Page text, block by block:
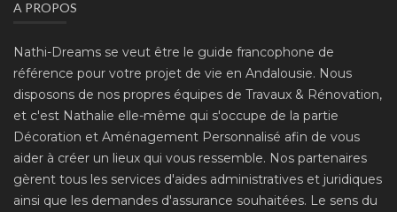
A PROPOS
Nathi-Dreams se veut être le guide francophone de
référence pour votre projet de vie en Andalousie. Nous
disposons de nos propres équipes de Travaux & Rénovation,
et c'est Nathalie elle-même qui s'occupe de la partie
Décoration et Aménagement Personnalisé afin de vous
aider à créer un lieux qui vous ressemble. Nos partenaires
gèrent tous les services d'aides administratives et juridiques
ainsi que les demandes d'assurance souhaitées. Le sens du